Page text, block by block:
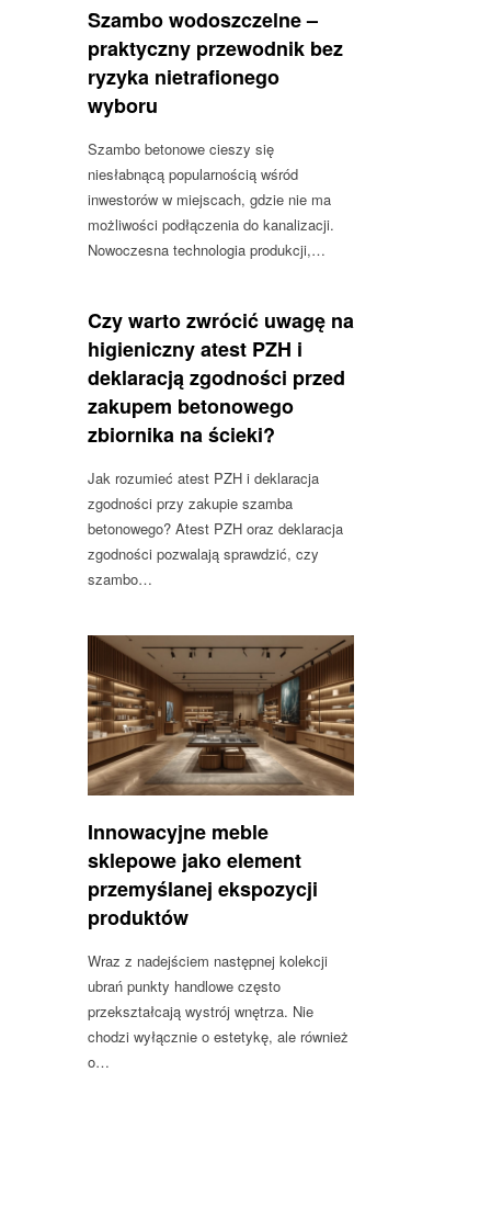
Szambo wodoszczelne –
praktyczny przewodnik bez
ryzyka nietrafionego
wyboru
Szambo betonowe cieszy się
niesłabnącą popularnością wśród
inwestorów w miejscach, gdzie nie ma
możliwości podłączenia do kanalizacji.
Nowoczesna technologia produkcji,…
Czy warto zwrócić uwagę na
higieniczny atest PZH i
deklaracją zgodności przed
zakupem betonowego
zbiornika na ścieki?
Jak rozumieć atest PZH i deklaracja
zgodności przy zakupie szamba
betonowego? Atest PZH oraz deklaracja
zgodności pozwalają sprawdzić, czy
szambo…
Innowacyjne meble
sklepowe jako element
przemyślanej ekspozycji
produktów
Wraz z nadejściem następnej kolekcji
ubrań punkty handlowe często
przekształcają wystrój wnętrza. Nie
chodzi wyłącznie o estetykę, ale również
o…